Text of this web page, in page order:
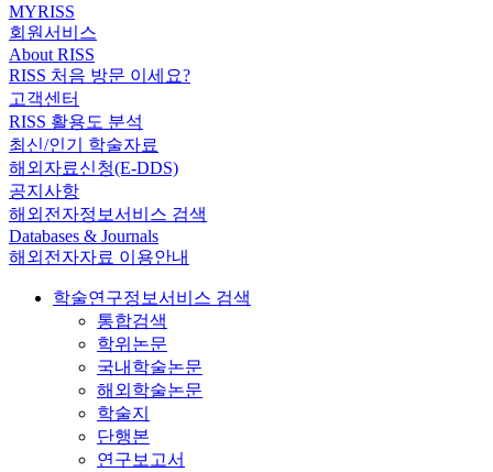
MYRISS
회원서비스
About RISS
RISS 처음 방문 이세요?
고객센터
RISS 활용도 분석
최신/인기 학술자료
해외자료신청(E-DDS)
공지사항
해외전자정보서비스 검색
Databases & Journals
해외전자자료 이용안내
학술연구정보서비스 검색
통합검색
학위논문
국내학술논문
해외학술논문
학술지
단행본
연구보고서